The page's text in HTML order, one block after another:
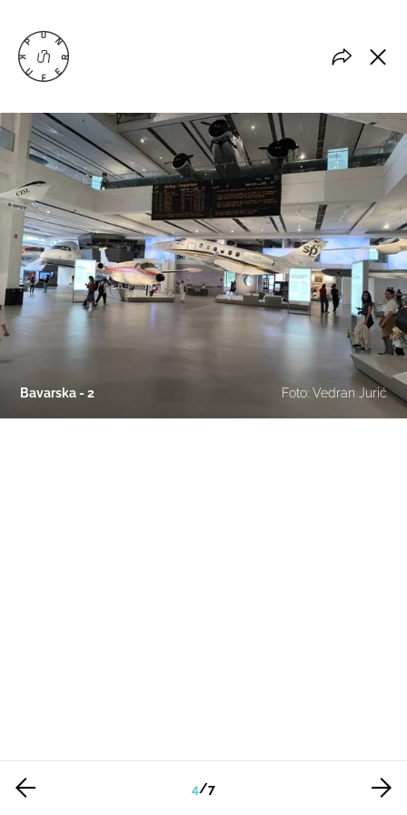
Bavarska - 2 Foto: Vedran Jurić
4/7